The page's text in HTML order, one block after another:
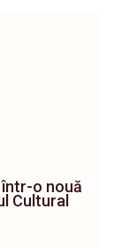
o nouă
Cultural